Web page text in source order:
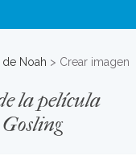
de Noah > Crear imagen
la película